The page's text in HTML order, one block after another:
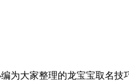
为大家整理的龙宝宝取名